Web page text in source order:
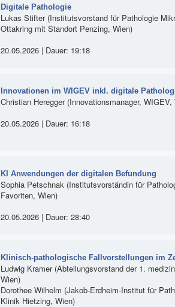
Digitale Pathologie
Lukas Stifter (Institutsvorstand für Pathologie
Ottakring mit Standort Penzing, Wien)
20.05.2026 | Dauer: 19:18
Innovationen im WIGEV inkl. digitale
Christian Heregger (Innovationsmanager, WIGEV,
20.05.2026 | Dauer: 16:18
KI Anwendungen der digitalen Befundung
Sophia Petschnak (Institutsvorständin für
Favoriten, Wien)
20.05.2026 | Dauer: 28:40
Klinisch-pathologische Fallvorstellungen im
Ludwig Kramer (Abteilungsvorstand der 1.
Wien)
Dorothee Wilhelm (Jakob-Erdheim-Institut für
Klinik Hietzing, Wien)